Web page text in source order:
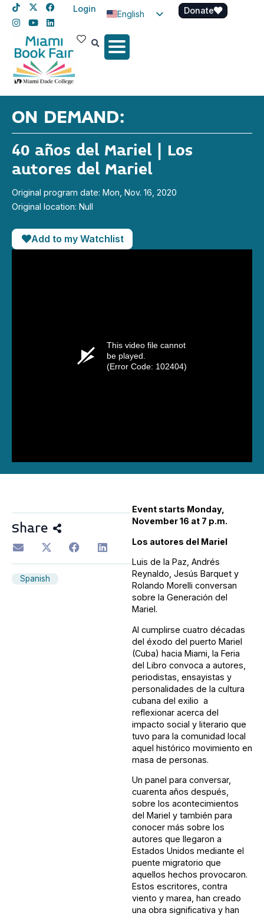
Login
English
Spanish
Donate
ON DEMAND:
40 años del Mariel | Los
autores del Mariel
Original program date: Mon, Nov. 16, 2020
Original location: Null
Add to my Watchlist
This video file cannot
be played.
(Error Code: 102404)
Share
Spanish
Event starts Monday,
November 16 at 7 p.m.
Los autores del Mariel
Luis de la Paz, Andrés
Reynaldo, Jesús Barquet y
Rolando Morelli conversan
sobre la Generación del
Mariel.
Al cumplirse cuatro décadas
del éxodo del puerto Mariel
(Cuba) hacia Miami, la Feria
del Libro convoca a autores,
periodistas, ensayistas y
personalidades de la cultura
cubana del exilio a
reflexionar acerca del
impacto social y literario que
tuvo para la comunidad local
aquel histórico movimiento en
masa de personas.
Un panel para conversar,
cuarenta años después,
sobre los acontecimientos
del Mariel y también para
conocer más sobre los
autores que llegaron a
Estados Unidos mediante el
puente migratorio que
aquellos hechos provocaron.
Estos escritores, contra
viento y marea, han creado
una obra significativa y han